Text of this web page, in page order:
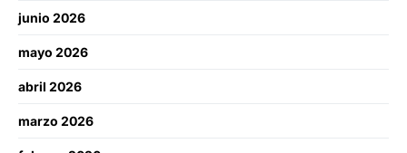
junio 2026
mayo 2026
abril 2026
marzo 2026